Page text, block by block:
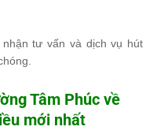
nhận tư vấn và dịch vụ hút
Tâm Phúc về
mới nhất